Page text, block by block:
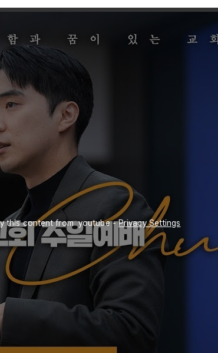
this content from  youtube - Privacy Settings